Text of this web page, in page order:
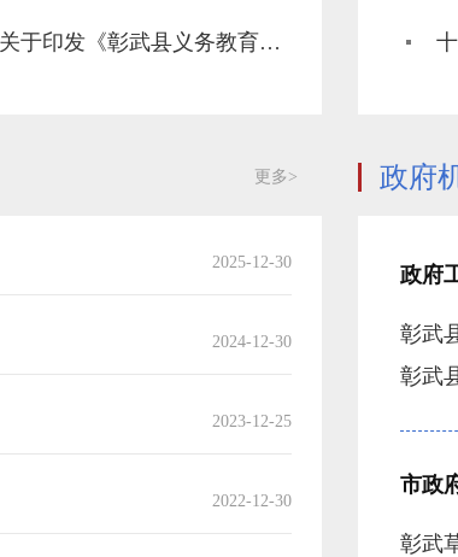
图解——彰武县人民政府办公室关于印发《彰武县义务教育优质均衡发展规划》的通知的政策解读
更多>
2025-12-30
2024-12-30
2023-12-25
2022-12-30
政府
政府
彰武
彰武
市政
彰武